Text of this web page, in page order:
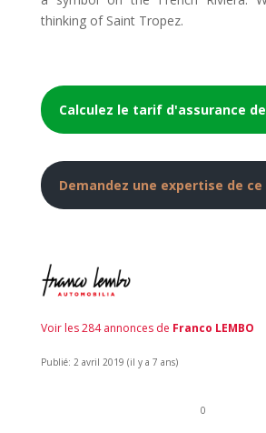
thinking of Saint Tropez.
Calculez le tarif d'assurance
Demandez une expertise de ce
Voir les 284 annonces de Franco LEMBO
Publié: 2 avril 2019 (il y a 7 ans)
0